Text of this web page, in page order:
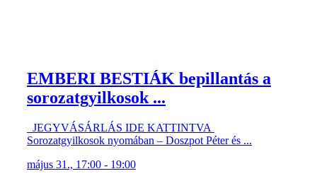
EMBERI BESTIÁK bepillantás a
sorozatgyilkosok ...
JEGYVÁSÁRLÁS IDE KATTINTVA
Sorozatgyilkosok nyomában – Doszpot Péter és ...
május 31., 17:00 - 19:00